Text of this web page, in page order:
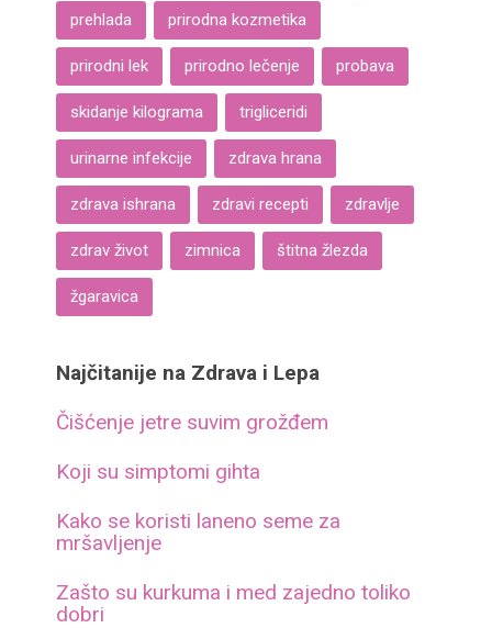
prehlada prirodna kozmetika
prirodni lek prirodno lečenje probava
skidanje kilograma trigliceridi
urinarne infekcije zdrava hrana
zdrava ishrana zdravi recepti zdravlje
zdrav život zimnica štitna žlezda
žgaravica
Najčitanije na Zdrava i Lepa
Čišćenje jetre suvim grožđem
Koji su simptomi gihta
Kako se koristi laneno seme za
mršavljenje
Zašto su kurkuma i med zajedno toliko
dobri